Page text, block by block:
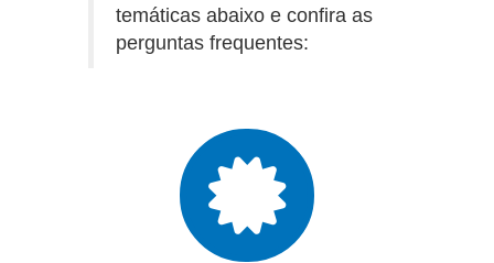
temáticas abaixo e confira as
perguntas frequentes: